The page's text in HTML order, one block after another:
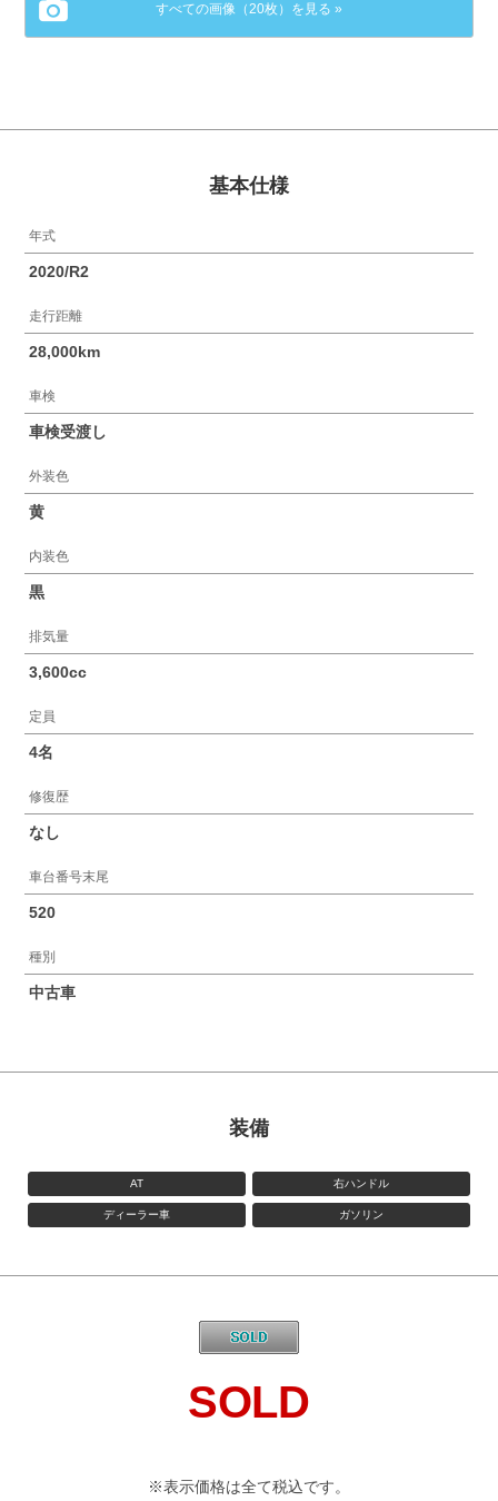
すべての画像（20枚）を見る »
基本仕様
年式
2020/R2
走行距離
28,000km
車検
車検受渡し
外装色
黄
内装色
黒
排気量
3,600cc
定員
4名
修復歴
なし
車台番号末尾
520
種別
中古車
装備
AT 右ハンドル
ディーラー車 ガソリン
SOLD
※表示価格は全て税込です。